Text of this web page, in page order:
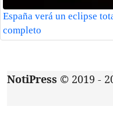
España verá un eclipse
completo
NotiPress © 2019 -